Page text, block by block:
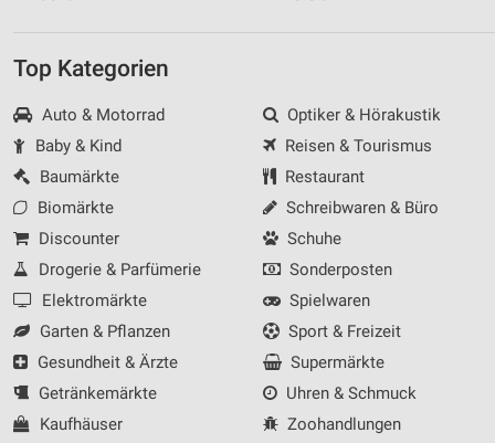
Top Kategorien
Auto & Motorrad
Baby & Kind
Baumärkte
Biomärkte
Discounter
Drogerie & Parfümerie
Elektromärkte
Garten & Pflanzen
Gesundheit & Ärzte
Getränkemärkte
Kaufhäuser
Optiker & Hörakustik
Reisen & Tourismus
Restaurant
Schreibwaren & Büro
Schuhe
Sonderposten
Spielwaren
Sport & Freizeit
Supermärkte
Uhren & Schmuck
Zoohandlungen